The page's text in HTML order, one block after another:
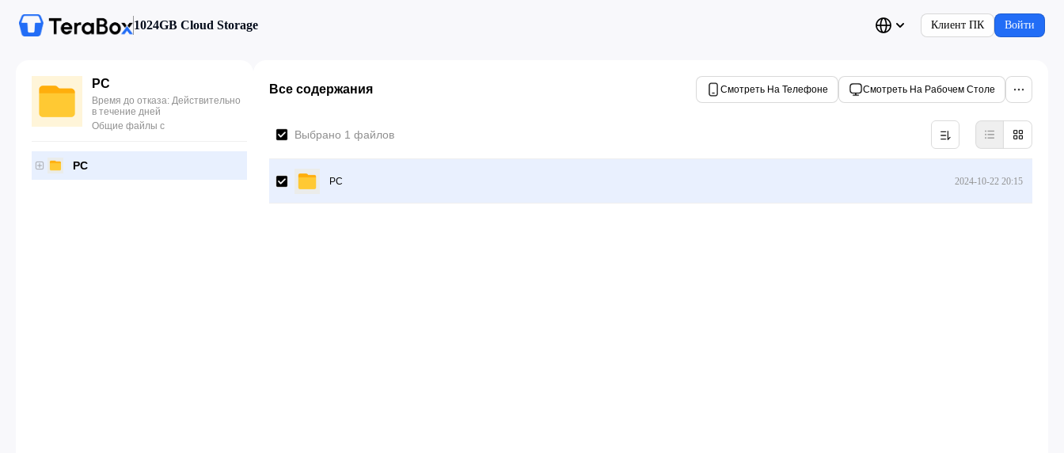
1024GB Cloud Storage Клиент ПК Войти
PC
Время до отказа: Действительно
в течение дней
Общие файлы с
PC
Все содержания Смотреть На Телефоне Смотреть На Рабочем Столе
Выбрано 1 файлов
PC 2024-10-22 20:15